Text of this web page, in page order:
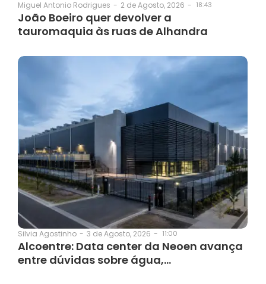
Miguel Antonio Rodrigues - 2 de Agosto, 2026 - 18:43
João Boeiro quer devolver a
tauromaquia às ruas de Alhandra
Silvia Agostinho - 3 de Agosto, 2026 - 11:00
Alcoentre: Data center da Neoen avança
entre dúvidas sobre água,…